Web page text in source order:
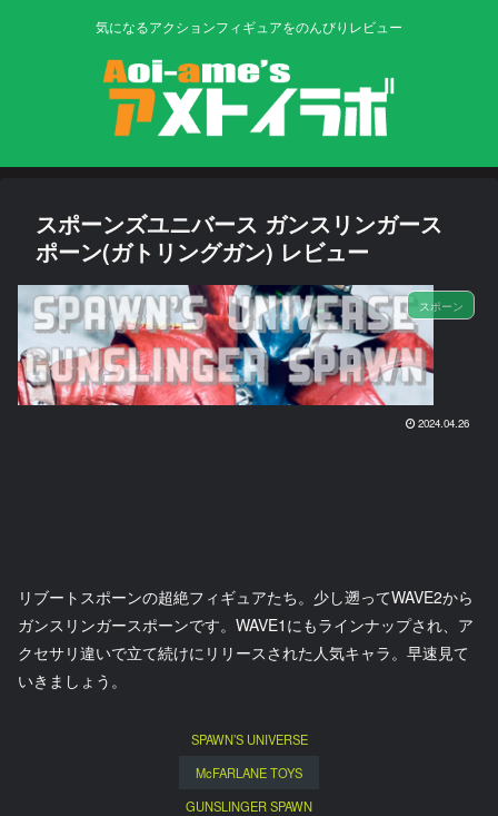
気になるアクションフィギュアをのんびりレビュー
スポーンズユニバース ガンスリンガース
ポーン(ガトリングガン) レビュー
スポーン
2024.04.26
リブートスポーンの超絶フィギュアたち。少し遡ってWAVE2から
ガンスリンガースポーンです。WAVE1にもラインナップされ、ア
クセサリ違いで立て続けにリリースされた人気キャラ。早速見て
いきましょう。
SPAWN’S UNIVERSE
McFARLANE TOYS
GUNSLINGER SPAWN